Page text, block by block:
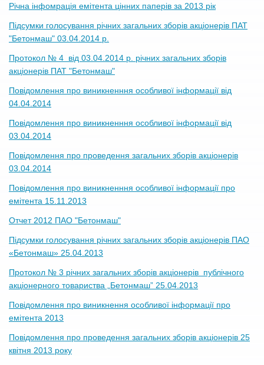
Річна інфомрація емітента цінних паперів за 2013 рік
Підсумки голосування річних загальних зборів акціонерів ПАТ
"Бетонмаш" 03.04.2014 р.
Протокол № 4 від 03.04.2014 р. річних загальних зборів
акціонерів ПАТ "Бетонмаш"
Повідомлення про виникненння особливої інформації від
04.04.2014
Повідомлення про виникненння особливої інформації від
03.04.2014
Повідомлення про проведення загальних зборів акціонерів
03.04.2014
Повідомлення про виникненння особливої інформації про
емітента 15.11.2013
Отчет 2012 ПАО "Бетонмаш"
Підсумки голосування річних загальних зборів акціонерів ПАО
«Бетонмаш» 25.04.2013
Протокол № 3 річних загальних зборів акціонерів публічного
акціонерного товариства „Бетонмаш” 25.04.2013
Повідомлення про виникнення особливої інформації про
емітента 2013
Повідомлення про проведення загальних зборів акціонерів 25
квітня 2013 року